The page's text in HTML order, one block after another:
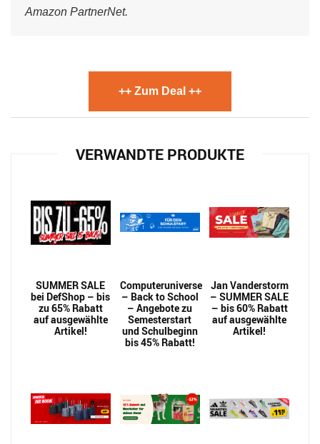
Amazon PartnerNet.
++ Zum Deal ++
VERWANDTE PRODUKTE
SUMMER SALE
bei DefShop – bis
zu 65% Rabatt
auf ausgewählte
Artikel!
Computeruniverse
– Back to School
– Angebote zu
Semesterstart
und Schulbeginn
bis 45% Rabatt!
Jan Vanderstorm
– SUMMER SALE
– bis 60% Rabatt
auf ausgewählte
Artikel!